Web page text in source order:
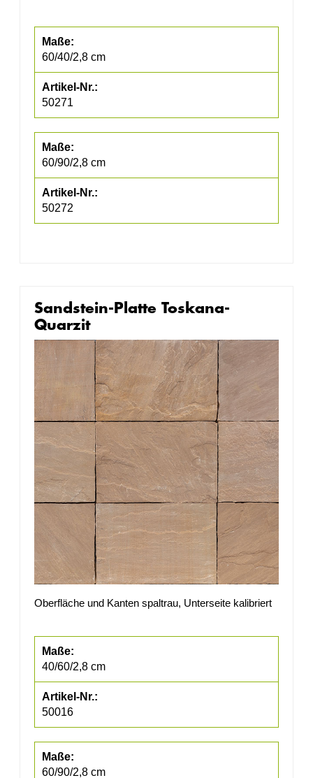
60/40/2,8 cm
50271
60/90/2,8 cm
50272
Sandstein-Platte Toskana-
Quarzit
Oberfläche und Kanten spaltrau, Unterseite kalibriert
40/60/2,8 cm
50016
60/90/2,8 cm